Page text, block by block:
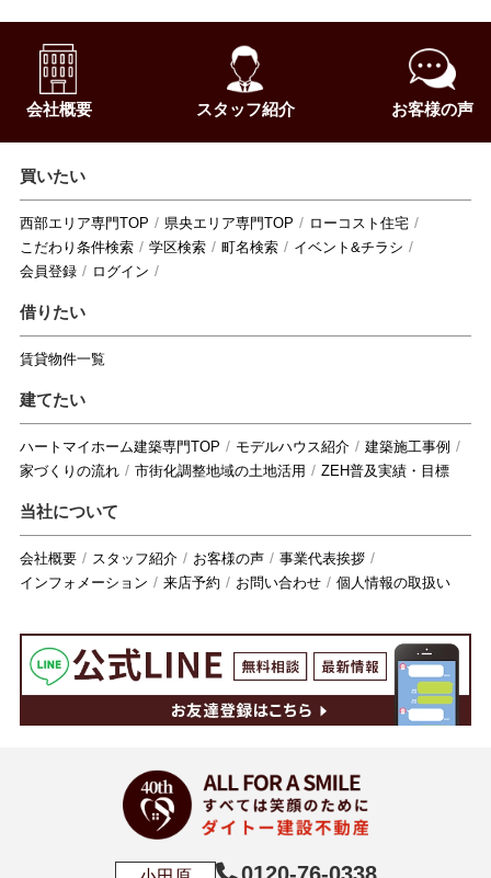
会社概要 スタッフ紹介 お客様の声
買いたい
西部エリア専門TOP 県央エリア専門TOP
ローコスト住宅
こだわり条件検索
学区検索 町名検索
イベント&チラシ
会員登録
ログイン
借りたい
賃貸物件一覧
建てたい
ハートマイホーム建築専門TOP モデルハウス紹介
建築施工事例
家づくりの流れ
市街化調整地域の土地活用 ZEH普及実績・目標
当社について
会社概要 スタッフ紹介 お客様の声
事業代表挨拶
インフォメーション
来店予約 お問い合わせ 個人情報の取扱い